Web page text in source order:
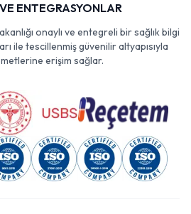
ENTEGRASYONLAR
onaylı ve entegreli bir sağlık bilgi
ile tescillenmiş güvenilir altyapısıyla
erişim sağlar.